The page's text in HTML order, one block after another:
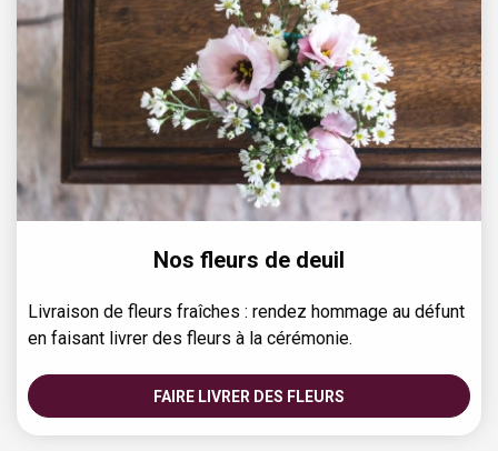
Nos fleurs de deuil
Livraison de fleurs fraîches : rendez hommage au défunt
en faisant livrer des fleurs à la cérémonie.
FAIRE LIVRER DES FLEURS